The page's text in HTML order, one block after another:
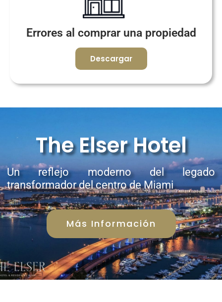
Errores al comprar una propiedad
Descargar
The Elser Hotel
Un reflejo moderno del legado
transformador del centro de Miami
Más Información